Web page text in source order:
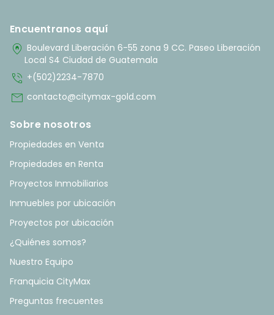
Encuentranos aquí
home_pin Boulevard Liberación 6-55 zona 9 CC. Paseo Liberación
Local S4 Ciudad de Guatemala
phone_in_talk +(502)2234-7870
mail contacto@citymax-gold.com
Sobre nosotros
Propiedades en Venta
Propiedades en Renta
Proyectos Inmobiliarios
Inmuebles por ubicación
Proyectos por ubicación
¿Quiénes somos?
Nuestro Equipo
Franquicia CityMax
Preguntas frecuentes